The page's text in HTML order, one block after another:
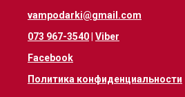
vampodarki@gmail.com
073 967-3540 Viber
Facebook
Политика конфиденциальности